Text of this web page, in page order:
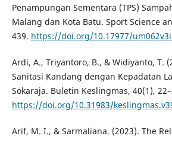
Penampungan Sementara (TPS)
Malang dan Kota Batu. Sport Science
439. https://doi.org/10.17977/
Ardi, A., Triyantoro, B., & Widiyanto, T.
Sanitasi Kandang dengan Kepadatan
Sokaraja. Buletin Keslingmas, 40(1),
https://doi.org/10.31983/
Arif, M. I., & Sarmaliana. (2023). The